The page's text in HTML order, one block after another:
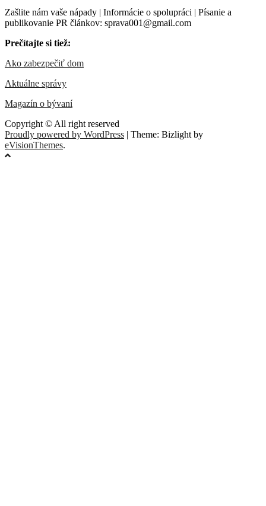
Zašlite nám vaše nápady | Informácie o spolupráci | Písanie a
publikovanie PR článkov: sprava001@gmail.com
Prečítajte si tiež:
Ako zabezpečiť dom
Aktuálne správy
Magazín o bývaní
Copyright © All right reserved
Proudly powered by WordPress | Theme: Bizlight by
eVisionThemes.